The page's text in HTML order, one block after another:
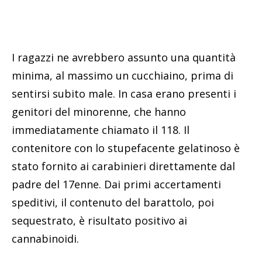
I ragazzi ne avrebbero assunto una quantità
minima, al massimo un cucchiaino, prima di
sentirsi subito male. In casa erano presenti i
genitori del minorenne, che hanno
immediatamente chiamato il 118. Il
contenitore con lo stupefacente gelatinoso è
stato fornito ai carabinieri direttamente dal
padre del 17enne. Dai primi accertamenti
speditivi, il contenuto del barattolo, poi
sequestrato, è risultato positivo ai
cannabinoidi.